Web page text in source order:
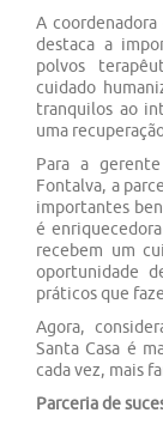
A
destaca a
polvos
cuidado
tranquilos ao
uma
Para a
Fontalva, a
importantes
é
recebem um
oportunidade
práticos que
Agora,
Santa Casa é
cada vez, mais
Parceria de